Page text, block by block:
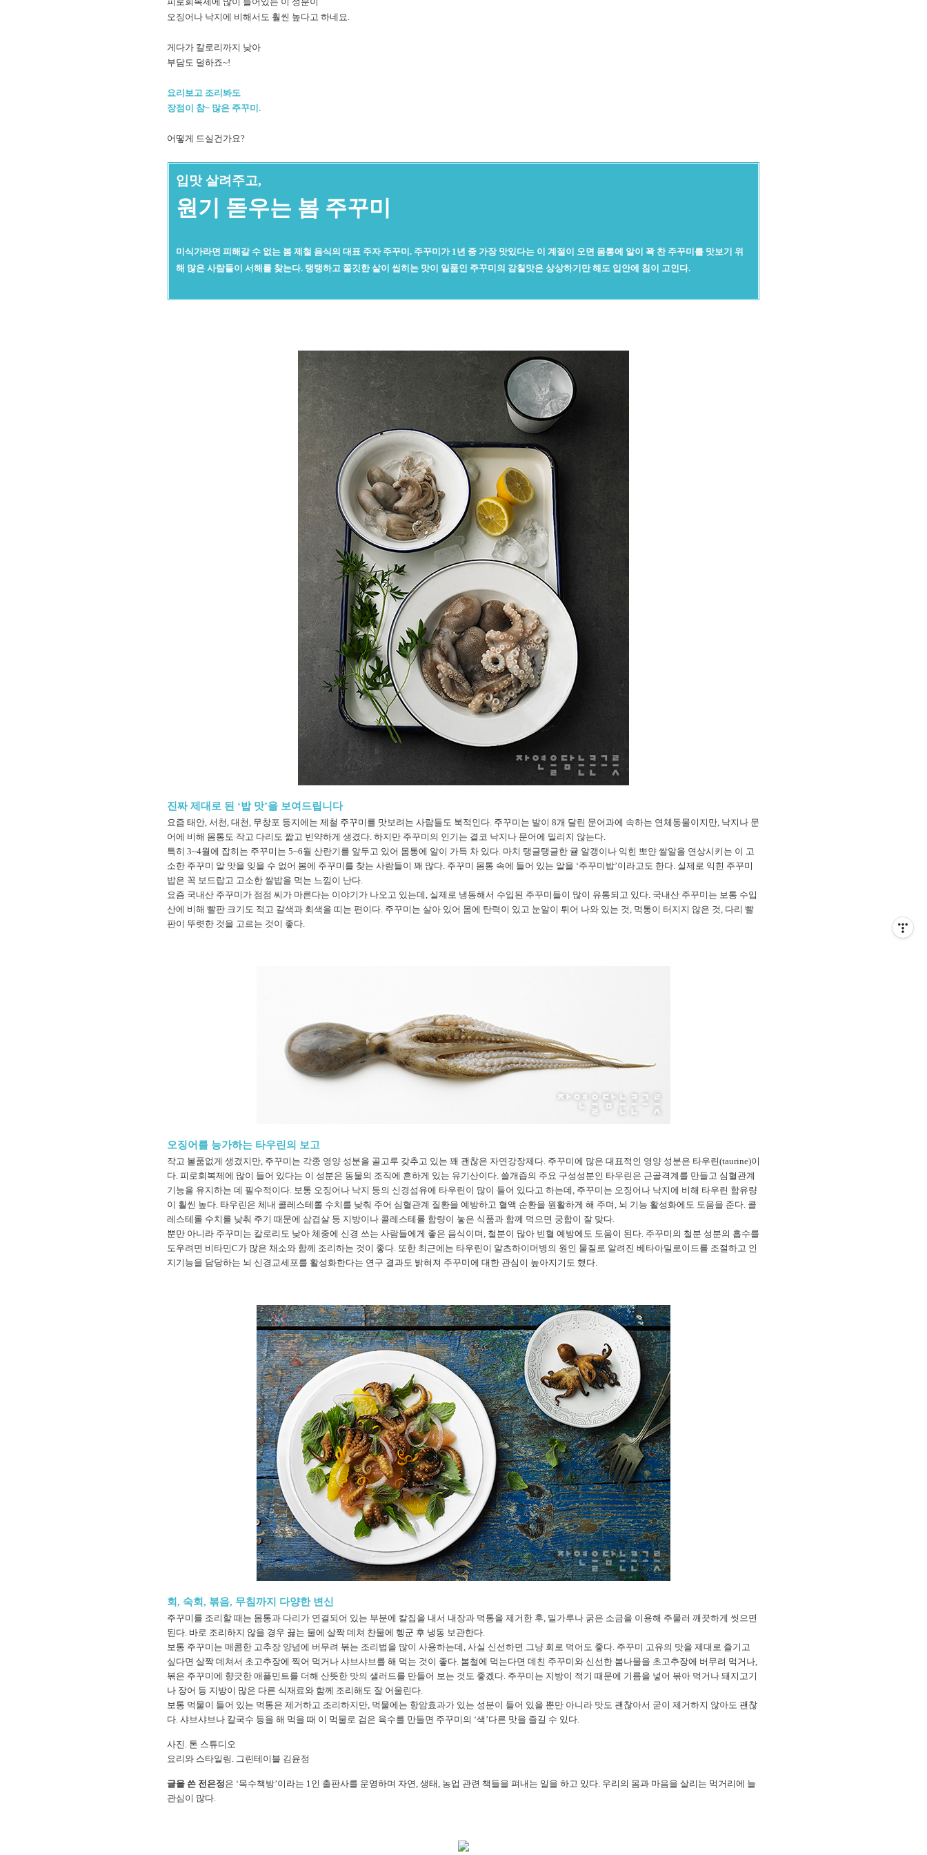
오징어나 낙지에 비해서도 훨씬 높다고 하네요.
게다가 칼로리까지 낮아
부담도 덜하죠~!
요리보고 조리봐도
장점이 참~ 많은 주꾸미.
어떻게 드실건가요?
입맛 살려주고,
원기 돋우는 봄 주꾸미
미식가라면 피해갈 수 없는 봄 제철 음식의 대표 주자 주꾸미. 주꾸미가 1년 중 가장 맛있다는 이 계절이 오면 몸통에 알이 꽉 찬 주꾸미를 맛보기 위
해 많은 사람들이 서해를 찾는다. 탱탱하고 쫄깃한 살이 씹히는 맛이 일품인 주꾸미의 감칠맛은 상상하기만 해도 입안에 침이 고인다.
진짜 제대로 된 ‘밥 맛’을 보여드립니다
요즘 태안, 서천, 대천, 무창포 등지에는 제철 주꾸미를 맛보려는 사람들도 북적인다. 주꾸미는 발이 8개 달린 문어과에 속하는 연체동물이지만, 낙지나 문
어에 비해 몸통도 작고 다리도 짧고 빈약하게 생겼다. 하지만 주꾸미의 인기는 결코 낙지나 문어에 밀리지 않는다.
특히 3~4월에 잡히는 주꾸미는 5~6월 산란기를 앞두고 있어 몸통에 알이 가득 차 있다. 마치 탱글탱글한 귤 알갱이나 익힌 뽀얀 쌀알을 연상시키는 이 고
소한 주꾸미 알 맛을 잊을 수 없어 봄에 주꾸미를 찾는 사람들이 꽤 많다. 주꾸미 몸통 속에 들어 있는 알을 ‘주꾸미밥’이라고도 한다. 실제로 익힌 주꾸미
밥은 꼭 보드랍고 고소한 쌀밥을 먹는 느낌이 난다.
요즘 국내산 주꾸미가 점점 씨가 마른다는 이야기가 나오고 있는데, 실제로 냉동해서 수입된 주꾸미들이 많이 유통되고 있다. 국내산 주꾸미는 보통 수입
산에 비해 빨판 크기도 적고 갈색과 회색을 띠는 편이다. 주꾸미는 살아 있어 몸에 탄력이 있고 눈알이 튀어 나와 있는 것, 먹통이 터지지 않은 것, 다리 빨
판이 뚜렷한 것을 고르는 것이 좋다.
오징어를 능가하는 타우린의 보고
작고 볼품없게 생겼지만, 주꾸미는 각종 영양 성분을 골고루 갖추고 있는 꽤 괜찮은 자연강장제다. 주꾸미에 많은 대표적인 영양 성분은 타우린(taurine)이
다. 피로회복제에 많이 들어 있다는 이 성분은 동물의 조직에 흔하게 있는 유기산이다. 쓸개즙의 주요 구성성분인 타우린은 근골격계를 만들고 심혈관계
기능을 유지하는 데 필수적이다. 보통 오징어나 낙지 등의 신경섬유에 타우린이 많이 들어 있다고 하는데, 주꾸미는 오징어나 낙지에 비해 타우린 함유량
이 훨씬 높다. 타우린은 체내 콜레스테롤 수치를 낮춰 주어 심혈관계 질환을 예방하고 혈액 순환을 원활하게 해 주며, 뇌 기능 활성화에도 도움을 준다. 콜
레스테롤 수치를 낮춰 주기 때문에 삼겹살 등 지방이나 콜레스테롤 함량이 놓은 식품과 함께 먹으면 궁합이 잘 맞다.
뿐만 아니라 주꾸미는 칼로리도 낮아 체중에 신경 쓰는 사람들에게 좋은 음식이며, 철분이 많아 빈혈 예방에도 도움이 된다. 주꾸미의 철분 성분의 흡수를
도우려면 비타민C가 많은 채소와 함께 조리하는 것이 좋다. 또한 최근에는 타우린이 알츠하이머병의 원인 물질로 알려진 베타아밀로이드를 조절하고 인
지기능을 담당하는 뇌 신경교세포를 활성화한다는 연구 결과도 밝혀져 주꾸미에 대한 관심이 높아지기도 했다.
회, 숙회, 볶음, 무침까지 다양한 변신
주꾸미를 조리할 때는 몸통과 다리가 연결되어 있는 부분에 칼집을 내서 내장과 먹통을 제거한 후, 밀가루나 굵은 소금을 이용해 주물러 깨끗하게 씻으면
된다. 바로 조리하지 않을 경우 끓는 물에 살짝 데쳐 찬물에 헹군 후 냉동 보관한다.
보통 주꾸미는 매콤한 고추장 양념에 버무려 볶는 조리법을 많이 사용하는데, 사실 신선하면 그냥 회로 먹어도 좋다. 주꾸미 고유의 맛을 제대로 즐기고
싶다면 살짝 데쳐서 초고추장에 찍어 먹거나 샤브샤브를 해 먹는 것이 좋다. 봄철에 먹는다면 데친 주꾸미와 신선한 봄나물을 초고추장에 버무려 먹거나,
볶은 주꾸미에 향긋한 애플민트를 더해 산뜻한 맛의 샐러드를 만들어 보는 것도 좋겠다. 주꾸미는 지방이 적기 때문에 기름을 넣어 볶아 먹거나 돼지고기
나 장어 등 지방이 많은 다른 식재료와 함께 조리해도 잘 어울린다.
보통 먹물이 들어 있는 먹통은 제거하고 조리하지만, 먹물에는 항암효과가 있는 성분이 들어 있을 뿐만 아니라 맛도 괜찮아서 굳이 제거하지 않아도 괜찮
다. 샤브샤브나 칼국수 등을 해 먹을 때 이 먹물로 검은 육수를 만들면 주꾸미의 ‘색’다른 맛을 즐길 수 있다.
사진. 톤 스튜디오
요리와 스타일링. 그린테이블 김윤정
글을 쓴 전은정은 ‘목수책방’이라는 1인 출판사를 운영하며 자연, 생태, 농업 관련 책들을 펴내는 일을 하고 있다. 우리의 몸과 마음을 살리는 먹거리에 늘
관심이 많다.